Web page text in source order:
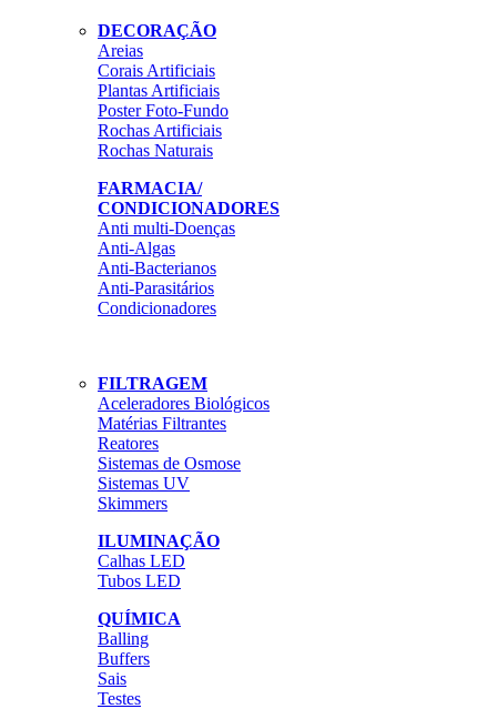
DECORAÇÃO
Areias
Corais Artificiais
Plantas Artificiais
Poster Foto-Fundo
Rochas Artificiais
Rochas Naturais
FARMACIA/
CONDICIONADORES
Anti multi-Doenças
Anti-Algas
Anti-Bacterianos
Anti-Parasitários
Condicionadores
FILTRAGEM
Aceleradores Biológicos
Matérias Filtrantes
Reatores
Sistemas de Osmose
Sistemas UV
Skimmers
ILUMINAÇÃO
Calhas LED
Tubos LED
QUÍMICA
Balling
Buffers
Sais
Testes